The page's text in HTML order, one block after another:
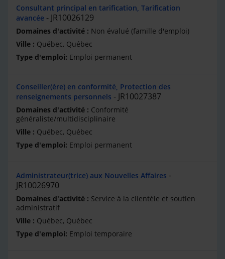
Consultant principal en tarification, Tarification
avancée
JR10026129
Non évalué (famille d'emploi)
Québec, Québec
Emploi permanent
Conseiller(ère) en conformité, Protection des
renseignements personnels
JR10027387
Conformité
généraliste/multidisciplinaire
Québec, Québec
Emploi permanent
Administrateur(trice) aux Nouvelles Affaires
JR10026970
Service à la clientèle et soutien
administratif
Québec, Québec
Emploi temporaire